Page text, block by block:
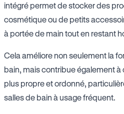
intégré permet de stocker des
cosmétique ou de petits
à portée de main tout en restant
Cela améliore non seulement la
bain, mais contribue également
plus propre et ordonné,
salles de bain à usage fréquent.